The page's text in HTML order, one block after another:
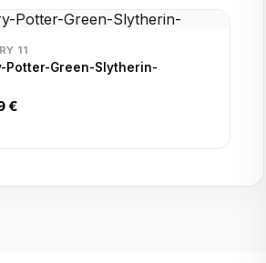
11
Potter-Green-Slytherin-
€